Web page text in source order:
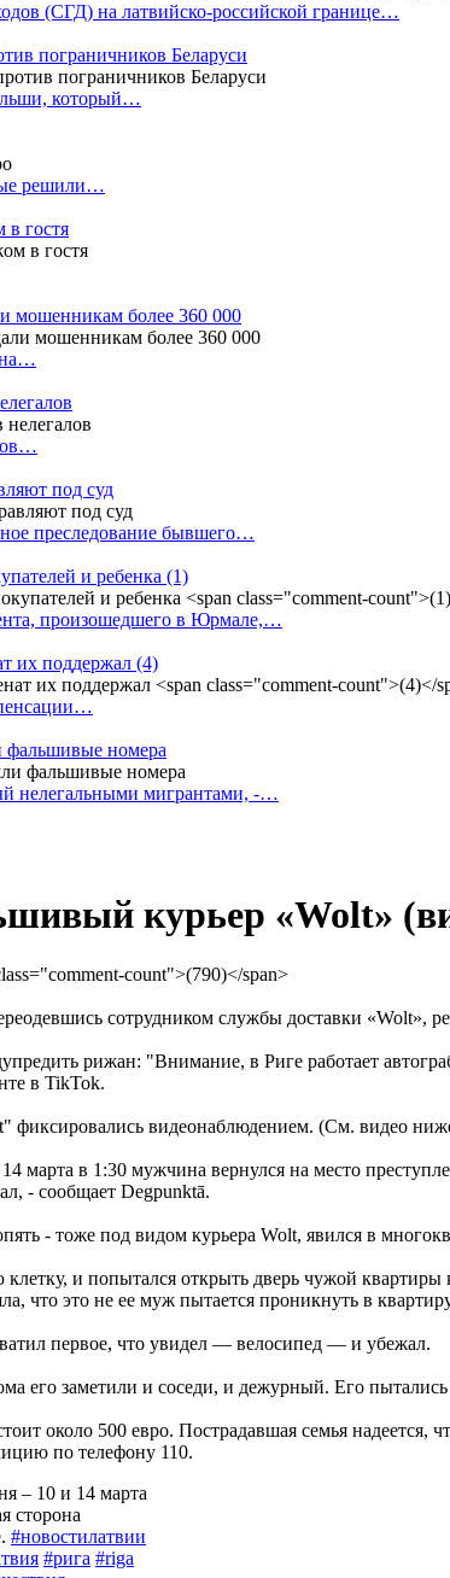
(СГД) на латвийско-российской границе…
пограничников Беларуси
который…
решили…
в гостя
мошенникам более 360 000
на…
под суд
преследование бывшего…
и ребенка (1)
произошедшего в Юрмале,…
их поддержал (4)
фальшивые номера
нелегальными мигрантами, -…
курьер «Wolt»
сотрудником службы доставки «Wolt»,
рижан: "Внимание, в Риге работает
в TikTok.
фиксировались видеонаблюдением. (См. видео
марта в 1:30 мужчина вернулся на место
- сообщает Degpunktā.
- тоже под видом курьера Wolt, явился в
и попытался открыть дверь чужой
что это не ее муж пытается проникнуть в
первое, что увидел — велосипед — и убежал.
его заметили и соседи, и дежурный. Его
около 500 евро. Пострадавшая семья надеется,
по телефону 110.
– 10 и 14 марта
сторона
#новостилатвии
#рига #riga